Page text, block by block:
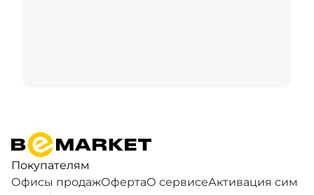
Покупателям
Офисы продажОфертаО сервисеАктивация сим